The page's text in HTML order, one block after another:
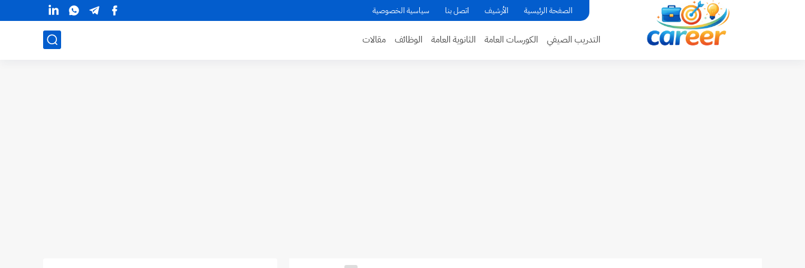
الصفحة الرئيسية الأرشيف اتصل بنا سياسية الخصوصية
التدريب الصيفي الكورسات العامة الثانوية العامة الوظائف مقالات